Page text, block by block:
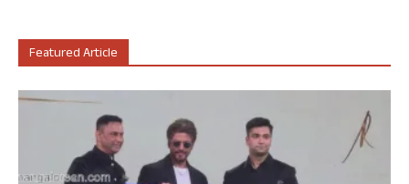
Featured Article